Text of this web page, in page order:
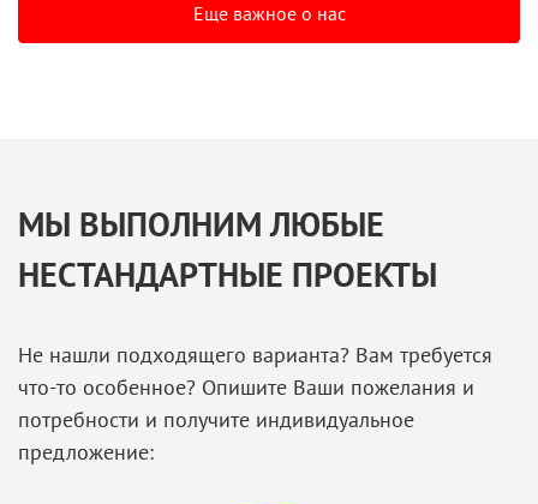
Еще важное о нас
МЫ ВЫПОЛНИМ ЛЮБЫЕ
НЕСТАНДАРТНЫЕ ПРОЕКТЫ
Не нашли подходящего варианта? Вам требуется
что-то особенное? Опишите Ваши пожелания и
потребности и получите индивидуальное
предложение: